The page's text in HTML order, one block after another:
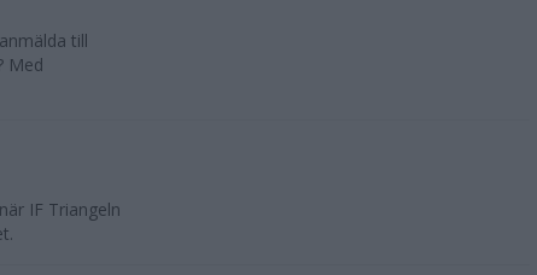
till
Med
IF Triangeln